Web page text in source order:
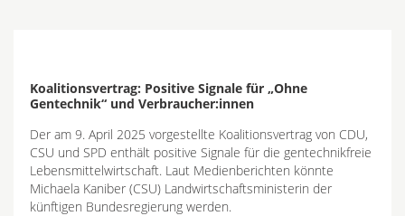
Koalitionsvertrag: Positive Signale für „Ohne
Gentechnik“ und Verbraucher:innen
Der am 9. April 2025 vorgestellte Koalitionsvertrag von CDU,
CSU und SPD enthält positive Signale für die gentechnikfreie
Lebensmittelwirtschaft. Laut Medienberichten könnte
Michaela Kaniber (CSU) Landwirtschaftsministerin der
künftigen Bundesregierung werden.